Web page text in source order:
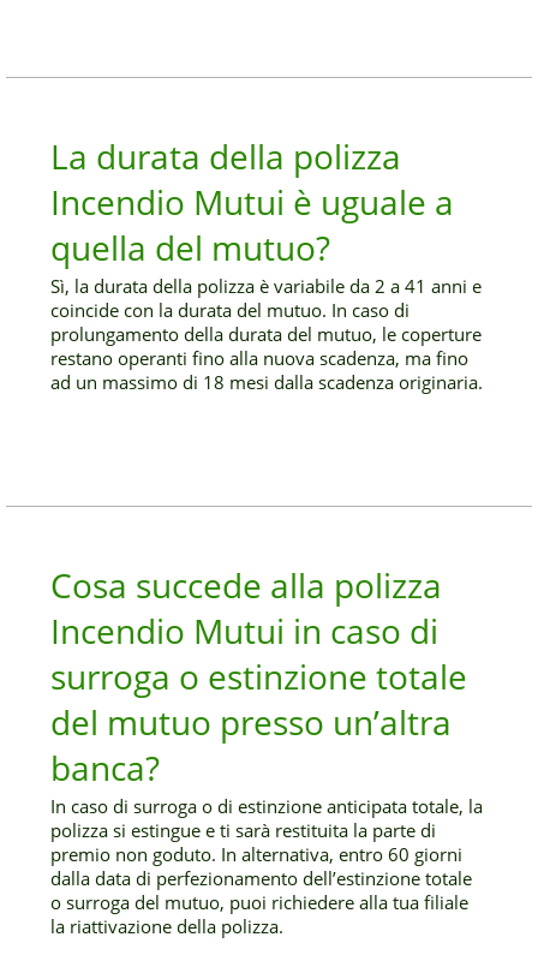
La durata della polizza
Incendio Mutui è uguale a
quella del mutuo?
Sì, la durata della polizza è variabile da 2 a 41 anni e
coincide con la durata del mutuo. In caso di
prolungamento della durata del mutuo, le coperture
restano operanti fino alla nuova scadenza, ma fino
ad un massimo di 18 mesi dalla scadenza originaria.
Cosa succede alla polizza
Incendio Mutui in caso di
surroga o estinzione totale
del mutuo presso un’altra
banca?
In caso di surroga o di estinzione anticipata totale, la
polizza si estingue e ti sarà restituita la parte di
premio non goduto. In alternativa, entro 60 giorni
dalla data di perfezionamento dell’estinzione totale
o surroga del mutuo, puoi richiedere alla tua filiale
la riattivazione della polizza.